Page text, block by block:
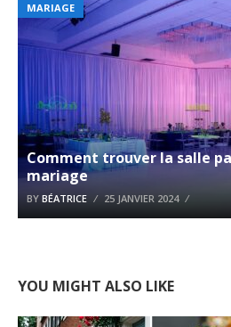
MARIAGE
Comment trouver la salle
mariage
BY BÉATRICE 25 JANVIER 2024
YOU MIGHT ALSO LIKE